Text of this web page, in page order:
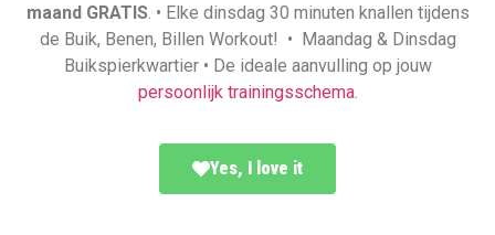
maand GRATIS. • Elke dinsdag 30 minuten knallen tijdens
de Buik, Benen, Billen Workout! • Maandag & Dinsdag
Buikspierkwartier • De ideale aanvulling op jouw
persoonlijk trainingsschema.
Yes, I love it